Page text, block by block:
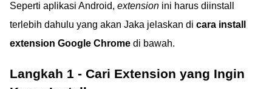
Seperti aplikasi Android, extension ini harus diinstall
terlebih dahulu yang akan Jaka jelaskan di cara install
extension Google Chrome di bawah.
Langkah 1 - Cari Extension yang Ingin